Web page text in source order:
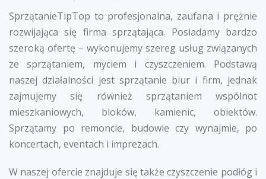
SprzątanieTipTop to profesjonalna, zaufana i prężnie
rozwijająca się firma sprzątająca. Posiadamy bardzo
szeroką ofertę – wykonujemy szereg usług związanych
ze sprzątaniem, myciem i czyszczeniem. Podstawą
naszej działalności jest sprzątanie biur i firm, jednak
zajmujemy się również sprzątaniem wspólnot
mieszkaniowych, bloków, kamienic, obiektów.
Sprzątamy po remoncie, budowie czy wynajmie, po
koncertach, eventach i imprezach.
W naszej ofercie znajduje się także czyszczenie podłóg i